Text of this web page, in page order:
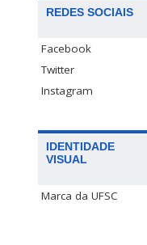
REDES SOCIAIS
Facebook
Twitter
Instagram
IDENTIDADE
VISUAL
Marca da UFSC